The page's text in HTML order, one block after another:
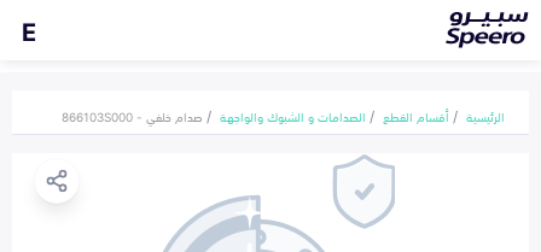
E
الرئيسية أقسام القطع الصدامات و الشبوك والواجهة صدام خلفي - 866103S000